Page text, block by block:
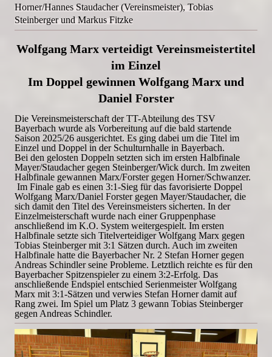
Horner/Hannes Staudacher (Vereinsmeister), Tobias
Steinberger und Markus Fitzke
Wolfgang Marx verteidigt Vereinsmeistertitel
im Einzel
Im Doppel gewinnen Wolfgang Marx und
Daniel Forster
Die Vereinsmeisterschaft der TT-Abteilung des TSV
Bayerbach wurde als Vorbereitung auf die bald startende
Saison 2025/26 ausgerichtet. Es ging dabei um die Titel im
Einzel und Doppel in der Schulturnhalle in Bayerbach.
Bei den gelosten Doppeln setzten sich im ersten Halbfinale
Mayer/Staudacher gegen Steinberger/Wick durch. Im zweiten
Halbfinale gewannen Marx/Forster gegen Horner/Schwanzer.
Im Finale gab es einen 3:1-Sieg für das favorisierte Doppel
Wolfgang Marx/Daniel Forster gegen Mayer/Staudacher, die
sich damit den Titel des Vereinsmeisters sicherten. In der
Einzelmeisterschaft wurde nach einer Gruppenphase
anschließend im K.O. System weitergespielt. Im ersten
Halbfinale setzte sich Titelverteidiger Wolfgang Marx gegen
Tobias Steinberger mit 3:1 Sätzen durch. Auch im zweiten
Halbfinale hatte die Bayerbacher Nr. 2 Stefan Horner gegen
Andreas Schindler seine Probleme. Letztlich reichte es für den
Bayerbacher Spitzenspieler zu einem 3:2-Erfolg. Das
anschließende Endspiel entschied Serienmeister Wolfgang
Marx mit 3:1-Sätzen und verwies Stefan Horner damit auf
Rang zwei. Im Spiel um Platz 3 gewann Tobias Steinberger
gegen Andreas Schindler.